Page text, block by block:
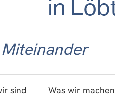
sind Was wir machen